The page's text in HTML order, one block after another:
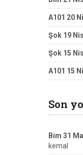
A101 20
Şok 19
Şok 15
A101 15
Son
Bim 31
kemal